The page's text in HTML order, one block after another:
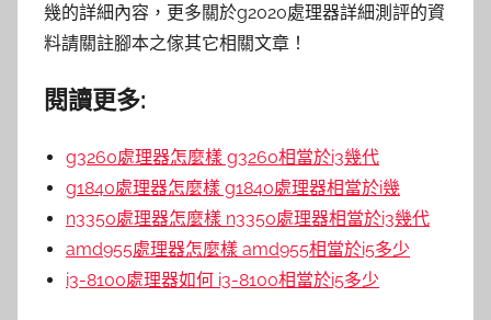
幾的詳細內容，更多關於g2020處理器詳細測評的資
料請關註腳本之傢其它相關文章！
閱讀更多:
g3260處理器怎麼樣 g3260相當於i3幾代
g1840處理器怎麼樣 g1840處理器相當於i幾
n3350處理器怎麼樣 n3350處理器相當於i3幾代
amd955處理器怎麼樣 amd955相當於i5多少
i3-8100處理器如何 i3-8100相當於i5多少